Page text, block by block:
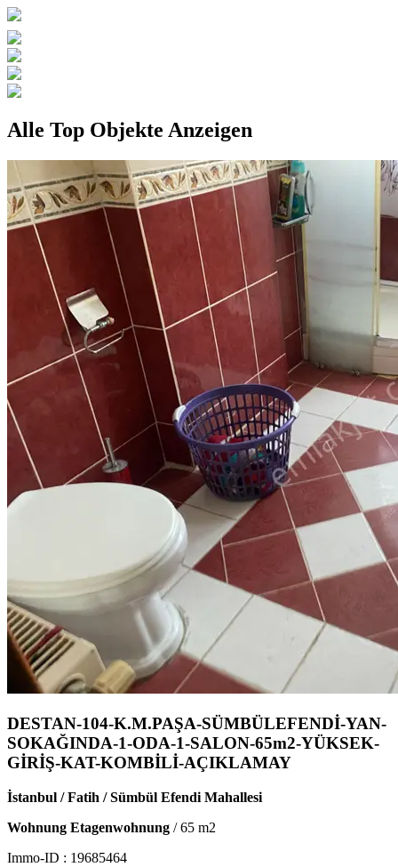
Alle Top Objekte Anzeigen
DESTAN-104-K.M.PAŞA-SÜMBÜLEFENDİ-YAN-
SOKAĞINDA-1-ODA-1-SALON-65m2-YÜKSEK-
GİRİŞ-KAT-KOMBİLİ-AÇIKLAMAY
İstanbul / Fatih / Sümbül Efendi Mahallesi
Wohnung Etagenwohnung /65 m2
Immo-ID : 19685464